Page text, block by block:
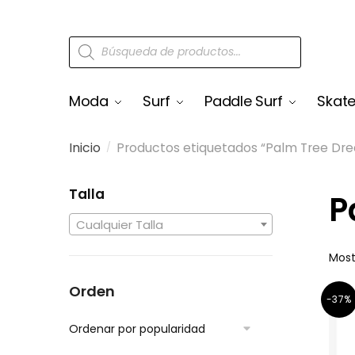
Moda Surf Paddle Surf
Inicio / Productos etiquetados “Palm Tree
-37%
Talla
Cualquier Talla
Orden